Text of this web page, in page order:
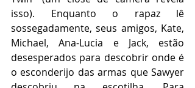
isso). Enquanto o rapaz lê
sossegadamente, seus amigos, Kate,
Michael, Ana-Lucia e Jack, estão
desesperados para descobrir onde é
o esconderijo das armas que Sawyer